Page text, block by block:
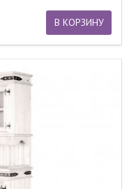
В КОРЗИНУ